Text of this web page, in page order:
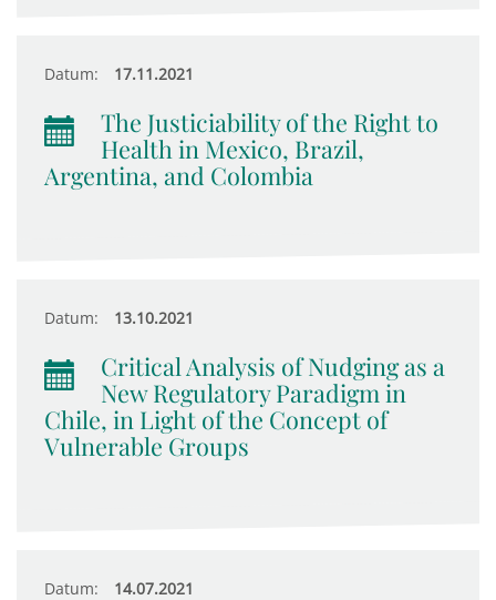
Datum: 17.11.2021
The Justiciability of the Right to
Health in Mexico, Brazil,
Argentina, and Colombia
Datum: 13.10.2021
Critical Analysis of Nudging as a
New Regulatory Paradigm in
Chile, in Light of the Concept of
Vulnerable Groups
Datum: 14.07.2021